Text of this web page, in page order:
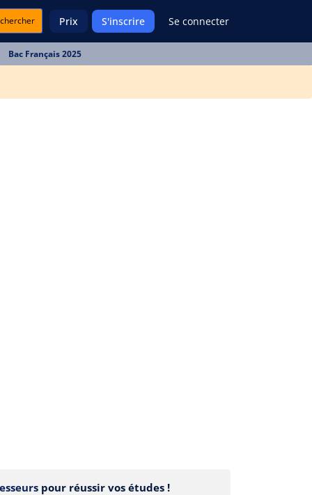
Prix S'inscrire Se connecter
Bac Français 2025
pour réussir vos études !